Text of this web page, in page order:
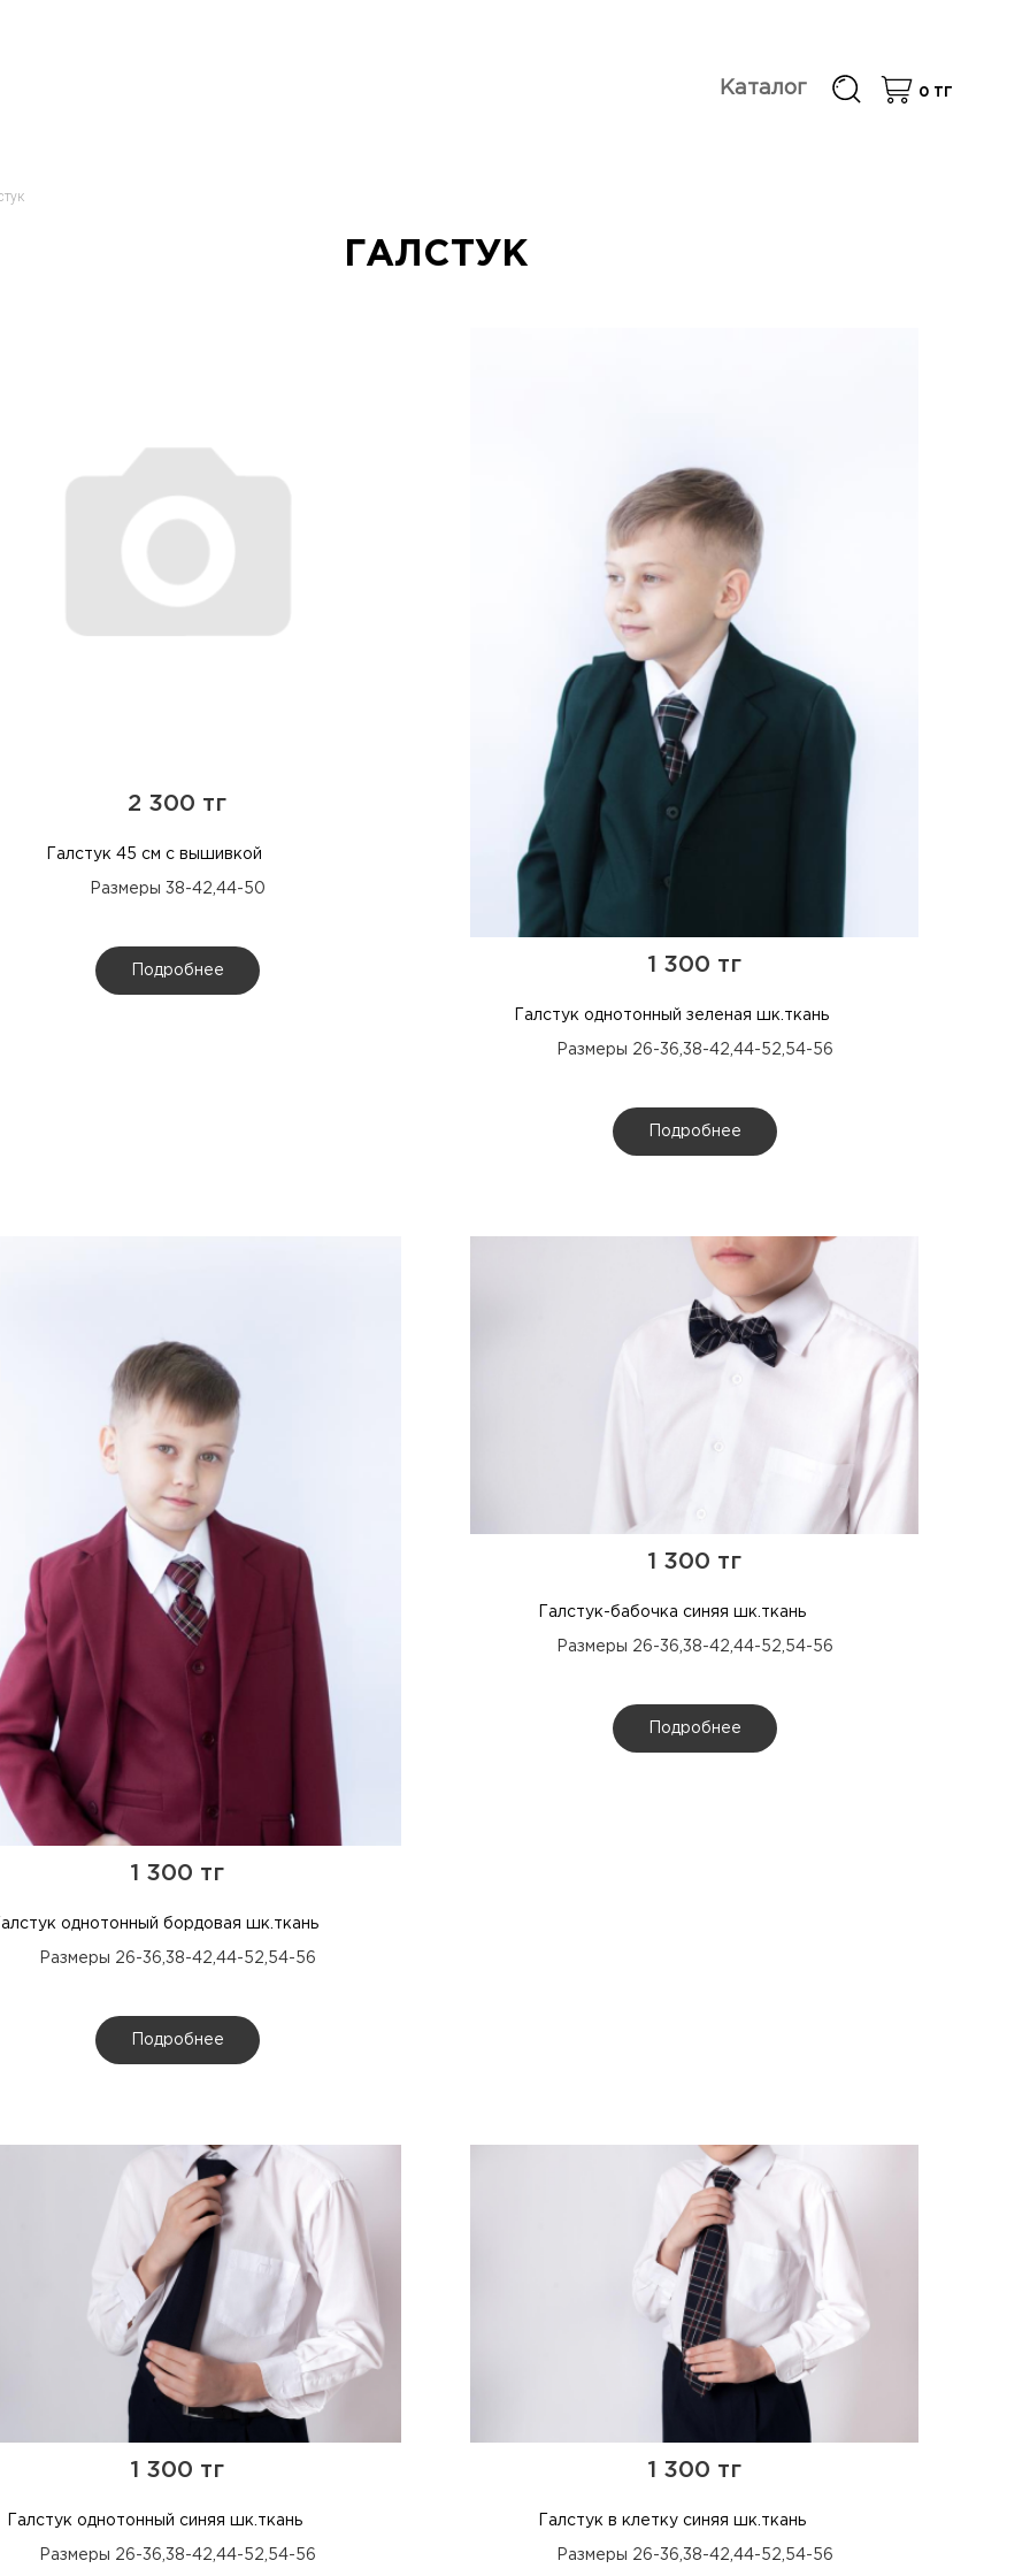
Каталог 0 ТГ
ГАЛСТУК
2 300 тг
Галстук 45 см с вышивкой
Размеры 38-42,44-50
Подробнее 1 300 тг
Галстук однотонный зеленая шк.ткань
Размеры 26-36,38-42,44-52,54-56
Подробнее
1 300 тг
однотонный бордовая шк.ткань
Размеры 26-36,38-42,44-52,54-56
Подробнее
1 300 тг
Галстук-бабочка синяя шк.ткань
Размеры 26-36,38-42,44-52,54-56
Подробнее
1 300 тг
Галстук однотонный синяя шк.ткань
Размеры 26-36,38-42,44-52,54-56
1 300 тг
Галстук в клетку синяя шк.ткань
Размеры 26-36,38-42,44-52,54-56